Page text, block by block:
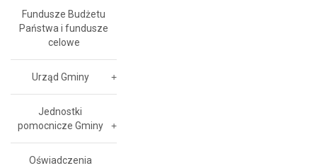
Fundusze Budżetu
Państwa i fundusze
celowe
Urząd Gminy
Jednostki
pomocnicze Gminy
Oświadczenia